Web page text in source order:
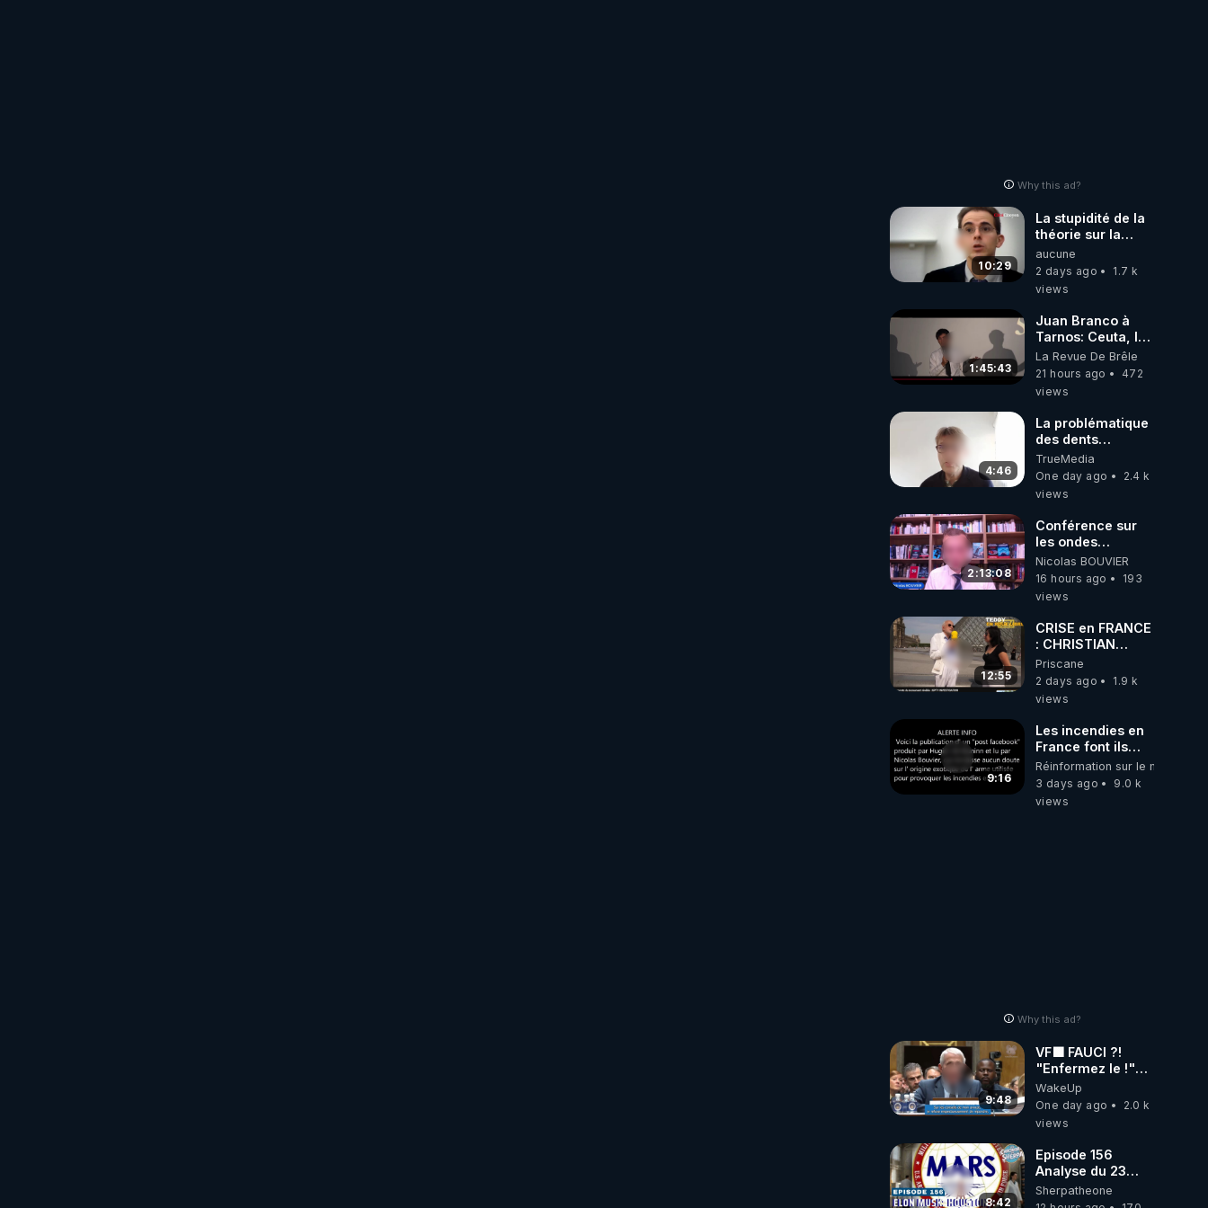
Why this ad?
10:29
La stupidité de la
théorie sur la
responsabilité de
l’homme
concernant le
carbone.
aucune
2 days ago
1.7 k
views
1:45:43
Juan Branco à
Tarnos: Ceuta, le
narcotrafic et le
pouvoir en France
La Revue De Brêle
21 hours ago
472
views
4:46
La problématique
des dents
dévitalisées et
des implants
TrueMedia
One day ago
2.4 k
views
2:13:08
Conférence sur
les ondes
électromagnétiques
par Grégoire
Caustru et Bart de
Nicolas BOUVIER
16 hours ago
193
views
12:55
CRISE en FRANCE
: CHRISTIAN
COTTEN FAIT une
étrange
découverte
Priscane
2 days ago
1.9 k
views
9:16
Les incendies en
France font ils
partie d' un plan
qui aurait débuté
le 11 septembre
Réinformation sur le monde
3 days ago
9.0 k
views
Why this ad?
9:48
VF🟩 FAUCI ?!
"Enfermez le !"
(Lock him up!) -
Quartz Traduction
WakeUp
One day ago
2.0 k
views
8:42
Episode 156
Analyse du 23
février 2025 Elon
Musk : Houston ,
Sherpatheone